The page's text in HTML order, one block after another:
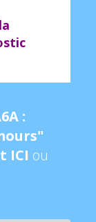
:
ICI ou